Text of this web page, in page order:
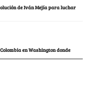
de Iván Mejía para luchar
en Washington donde